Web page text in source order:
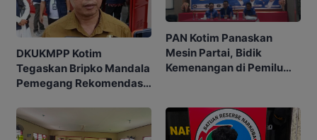
DKUKMPP Kotim
Tegaskan Bripko Mandala
Pemegang Rekomendasi
PAN Kotim Panaskan
Mesin Partai, Bidik
Kemenangan di Pemilu